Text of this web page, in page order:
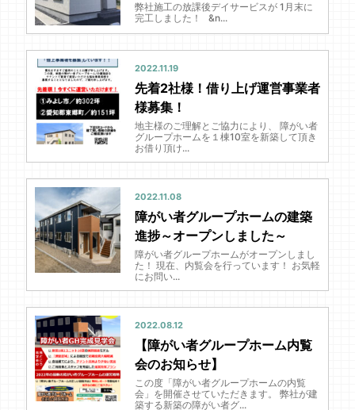
弊社施工の放課後デイサービスが 1月末に
完工しました！ &n...
2022.11.19
先着2社様！借り上げ運営事業者
様募集！
地主様のご理解とご協力により、 障がい者
グループホームを１棟10室を新築して頂き
お借り頂け...
2022.11.08
障がい者グループホームの建築
進捗～オープンしました～
障がい者グループホームがオープンしまし
た！ 現在、内覧会を行っています！ お気軽
にお問い...
2022.08.12
【障がい者グループホーム内覧
会のお知らせ】
この度「障がい者グループホームの内覧
会」を開催させていただきます。 弊社が建
築する新築の障がい者グ...